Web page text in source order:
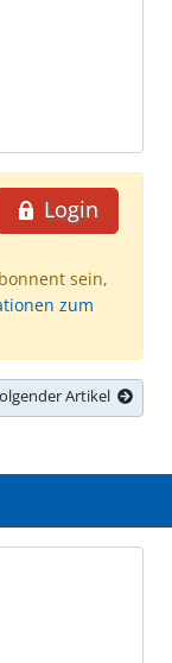
Login
sein,
zum
Artikel